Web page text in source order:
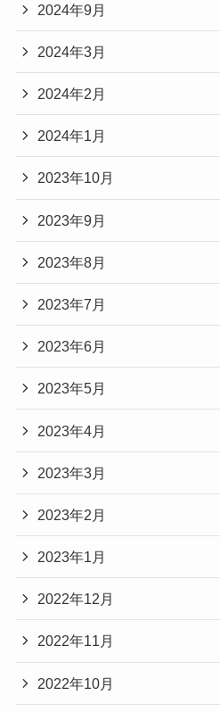
2024年9月
2024年3月
2024年2月
2024年1月
2023年10月
2023年9月
2023年8月
2023年7月
2023年6月
2023年5月
2023年4月
2023年3月
2023年2月
2023年1月
2022年12月
2022年11月
2022年10月